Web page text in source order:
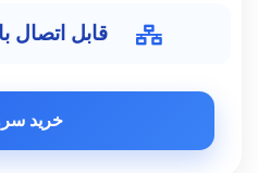
قابل اتصال
خرید